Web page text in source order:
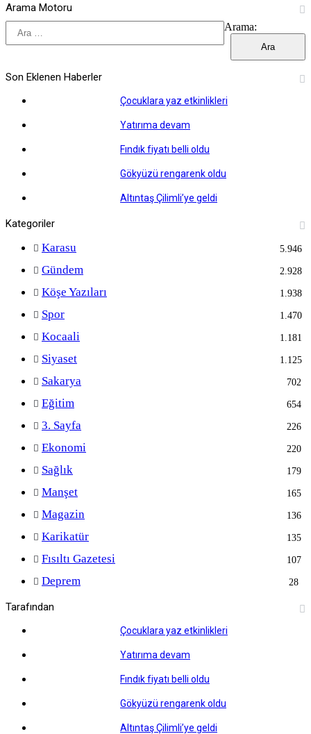
Arama Motoru
Arama:
Son Eklenen Haberler
Çocuklara yaz etkinlikleri
Yatırıma devam
Fındık fiyatı belli oldu
Gökyüzü rengarenk oldu
Altıntaş Çilimli’ye geldi
Kategoriler
Karasu 5.946
Gündem 2.928
Köşe Yazıları 1.938
Spor 1.470
Kocaali 1.181
Siyaset 1.125
Sakarya 702
Eğitim 654
3. Sayfa 226
Ekonomi 220
Sağlık 179
Manşet 165
Magazin 136
Karikatür 135
Fısıltı Gazetesi 107
Deprem 28
Tarafından
Çocuklara yaz etkinlikleri
Yatırıma devam
Fındık fiyatı belli oldu
Gökyüzü rengarenk oldu
Altıntaş Çilimli’ye geldi